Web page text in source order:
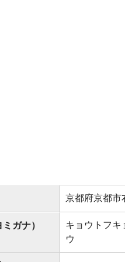
京都府京都市
ガナ）
キョウトフキ
ウ